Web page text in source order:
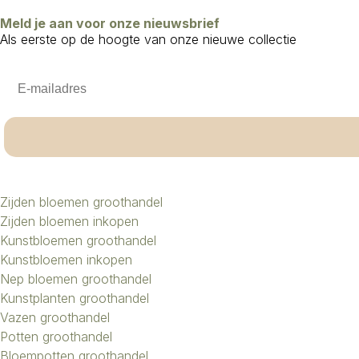
Meld je aan voor onze nieuwsbrief
Als eerste op de hoogte van onze nieuwe collectie
Zijden bloemen groothandel
Zijden bloemen inkopen
Kunstbloemen groothandel
Kunstbloemen inkopen
Nep bloemen groothandel
Kunstplanten groothandel
Vazen groothandel
Potten groothandel
Bloempotten groothandel